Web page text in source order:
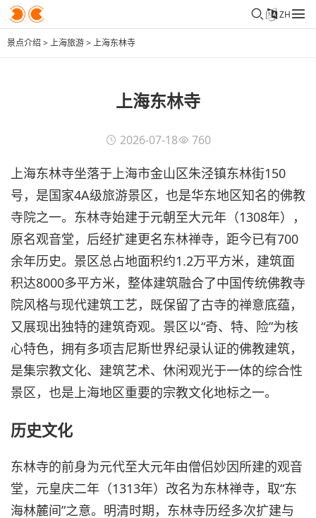
ZH
景点介绍 >上海旅游>上海东林寺
上海东林寺
2026-07-18 760
上海东林寺坐落于上海市金山区朱泾镇东林街150
号，是国家4A级旅游景区，也是华东地区知名的佛教
寺院之一。东林寺始建于元朝至大元年（1308年），
原名观音堂，后经扩建更名东林禅寺，距今已有700
余年历史。景区总占地面积约1.2万平方米，建筑面
积达8000多平方米，整体建筑融合了中国传统佛教寺
院风格与现代建筑工艺，既保留了古寺的禅意底蕴，
又展现出独特的建筑奇观。景区以“奇、特、险”为核
心特色，拥有多项吉尼斯世界纪录认证的佛教建筑，
是集宗教文化、建筑艺术、休闲观光于一体的综合性
景区，也是上海地区重要的宗教文化地标之一。
历史文化
东林寺的前身为元代至大元年由僧侣妙因所建的观音
堂，元皇庆二年（1313年）改名为东林禅寺，取“东
海林麓间”之意。明清时期，东林寺历经多次扩建与